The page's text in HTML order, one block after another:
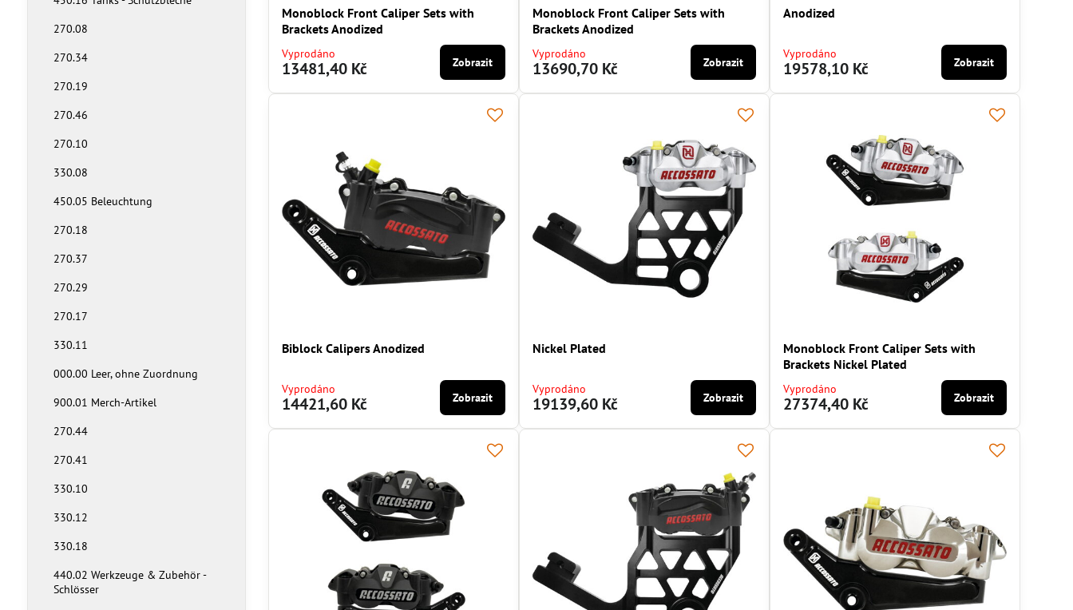
Monoblock Front Caliper Sets with
Brackets Anodized
Vyprodáno
13481,40 Kč Zobrazit
Monoblock Front Caliper Sets with
Brackets Anodized
Vyprodáno
13690,70 Kč Zobrazit
Anodized
Vyprodáno
19578,10 Kč Zobrazit
Biblock Calipers Anodized
Vyprodáno
14421,60 Kč Zobrazit
Nickel Plated
Vyprodáno
19139,60 Kč Zobrazit
Monoblock Front Caliper Sets with
Brackets Nickel Plated
Vyprodáno
27374,40 Kč Zobrazit
270.08
270.34
270.19
270.46
270.10
330.08
450.05 Beleuchtung
270.18
270.37
270.29
270.17
330.11
000.00 Leer, ohne Zuordnung
900.01 Merch-Artikel
270.44
270.41
330.10
330.12
330.18
440.02 Werkzeuge & Zubehör -
Schlösser